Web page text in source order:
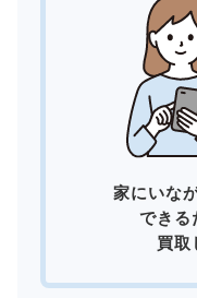
家にいな
できる
買取